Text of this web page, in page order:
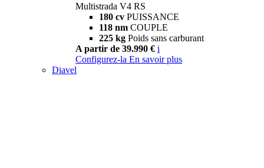
Multistrada V4 RS
180 cv PUISSANCE
118 nm COUPLE
225 kg Poids sans carburant
A partir de 39.990 € i
Configurez-la En savoir plus
Diavel